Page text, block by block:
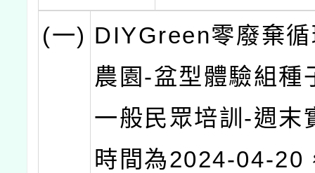
(一) DIYGreen零廢棄
農園-盆型體驗組種
一般民眾培訓-週末
時間為2024-04-20